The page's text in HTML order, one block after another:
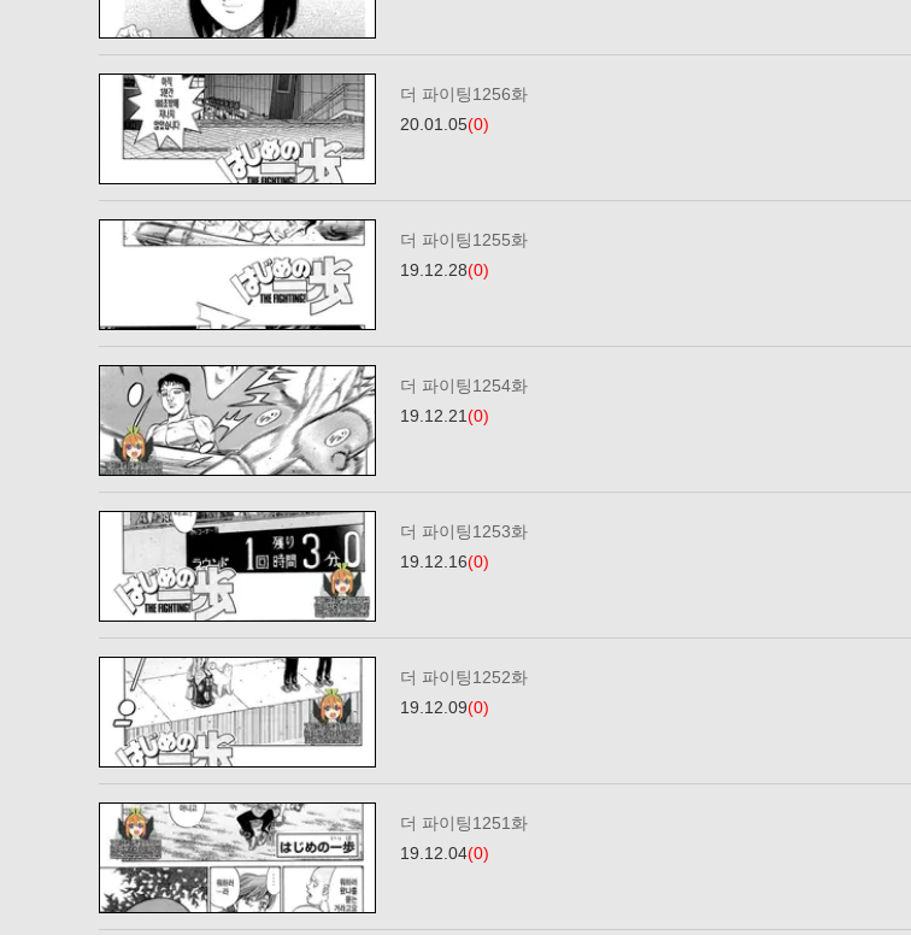
더 파이팅1256화
20.01.05(0)
더 파이팅1255화
19.12.28(0)
더 파이팅1254화
19.12.21(0)
더 파이팅1253화
19.12.16(0)
더 파이팅1252화
19.12.09(0)
더 파이팅1251화
19.12.04(0)